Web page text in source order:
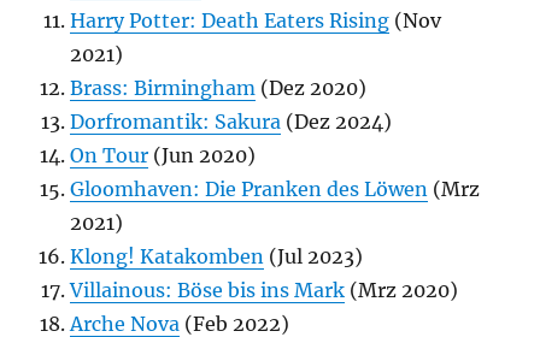
Harry Potter: Death Eaters Rising (Nov
2021)
Brass: Birmingham (Dez 2020)
Dorfromantik: Sakura (Dez 2024)
On Tour (Jun 2020)
Gloomhaven: Die Pranken des Löwen (Mrz
2021)
Klong! Katakomben (Jul 2023)
Villainous: Böse bis ins Mark (Mrz 2020)
Arche Nova (Feb 2022)